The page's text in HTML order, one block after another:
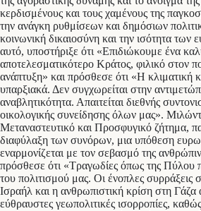
κερδισμένους και τους χαμένους της
την ανάγκη ρυθμίσεων και δημόσιων
κοινωνική δικαιοσύνη και την ισότητα των
αυτό, υποστήριξε ότι «Επιδιώκουμε ένα
αποτελεσματικότερο Κράτος, φιλικό στον
ανάπτυξη» και πρόσθεσε ότι «Η κλιματική
υπαρξιακά. Δεν συγχωρείται στην
αναβλητικότητα. Απαιτείται διεθνής
οικολογικής συνείδησης όλων μας».
Μεταναστευτικό και Προσφυγικό ζήτημα,
διαφύλαξη των συνόρων, μια υπόθεση
εναρμονίζεται με τον σεβασμό της
πρόσθεσε ότι «Τραγωδίες όπως της Πύλου
του πολιτισμού μας. Οι ένοπλες συρράξεις
Ισραήλ και η ανθρωπιστική κρίση στη Γάζα
εύθραυστες γεωπολιτικές ισορροπίες,